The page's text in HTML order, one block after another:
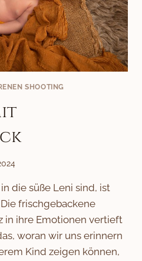
SHOOTING
die süße Leni sind, ist
frischgebackene
in ihre Emotionen vertieft
woran wir uns erinnern
Kind zeigen können,